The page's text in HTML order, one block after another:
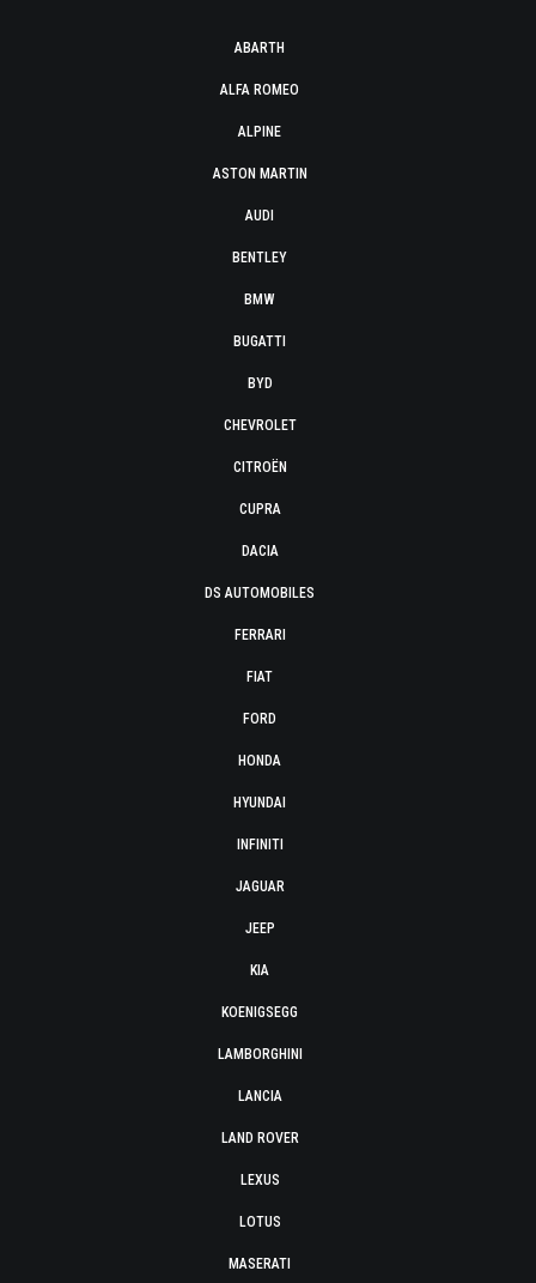
ABARTH
ALFA ROMEO
ALPINE
ASTON MARTIN
AUDI
BENTLEY
BMW
BUGATTI
BYD
CHEVROLET
CITROËN
CUPRA
DACIA
DS AUTOMOBILES
FERRARI
FIAT
FORD
HONDA
HYUNDAI
INFINITI
JAGUAR
JEEP
KIA
KOENIGSEGG
LAMBORGHINI
LANCIA
LAND ROVER
LEXUS
LOTUS
MASERATI